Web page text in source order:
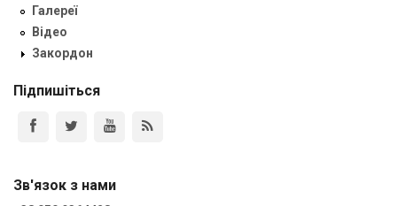
Галереї
Відео
Закордон
Підпишіться
Зв'язок з нами